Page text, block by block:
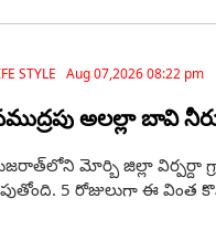
STYLE Aug 07,2026 08:22 pm
అలల్లా బావి
మోర్బి జిల్లా విర్పర్దా
5 రోజులుగా ఈ వింత